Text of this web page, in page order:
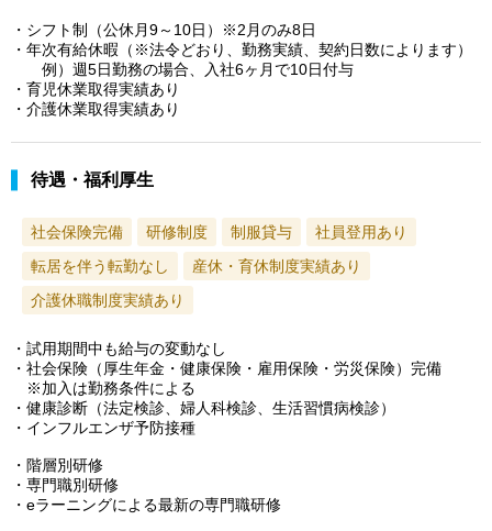
・シフト制（公休月9～10日）※2月のみ8日
・年次有給休暇（※法令どおり、勤務実績、契約日数によります）
例）週5日勤務の場合、入社6ヶ月で10日付与
・育児休業取得実績あり
・介護休業取得実績あり
待遇・福利厚生
社会保険完備 研修制度 制服貸与
社員登用あり
転居を伴う転勤なし
産休・育休制度実績あり
介護休職制度実績あり
・試用期間中も給与の変動なし
・社会保険（厚生年金・健康保険・雇用保険・労災保険）完備
※加入は勤務条件による
・健康診断（法定検診、婦人科検診、生活習慣病検診）
・インフルエンザ予防接種
・階層別研修
・専門職別研修
・eラーニングによる最新の専門職研修